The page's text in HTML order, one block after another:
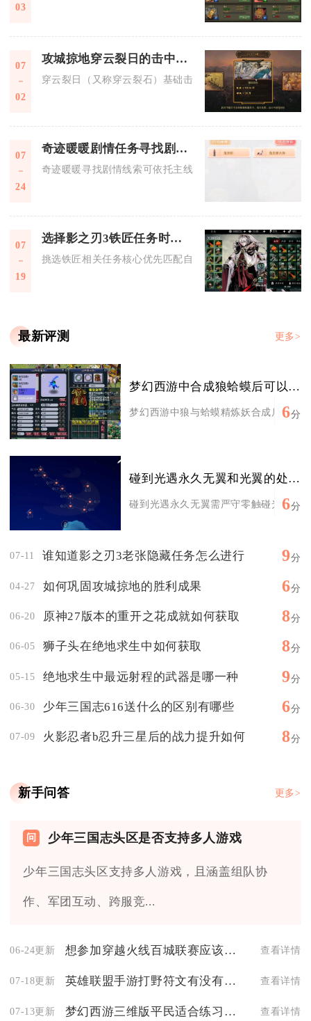
03
07
02
攻城掠地穿云裂日的击中范围有多大
穿云裂日（又称穿云裂石）基础击中范围为横向3排、纵向
07
24
奇迹暖暖剧情任务寻找剧情线索的方法有哪些
奇迹暖暖寻找剧情线索可依托主线关卡推进、织梦人学会梦
07
19
选择影之刃3铁匠任务时应该注意什么
挑选铁匠相关任务核心优先匹配自身流派刚需、严控材料体
最新评测 更多>
梦幻西游中合成狼蛤蟆后可以得到什么
梦幻西游中狼与蛤蟆精炼妖合成后，可
6分
碰到光遇永久无翼和光翼的处理方法是什么
碰到光遇永久无翼需严守零触碰光翼原
6分
07-11 谁知道影之刃3老张隐藏任务怎么进行 9分
04-27 如何巩固攻城掠地的胜利成果 6分
06-20 原神27版本的重开之花成就如何获取 8分
06-05 狮子头在绝地求生中如何获取 8分
05-15 绝地求生中最远射程的武器是哪一种 9分
06-30 少年三国志616送什么的区别有哪些 6分
07-09 火影忍者b忍升三星后的战力提升如何 8分
新手问答 更多>
少年三国志头区是否支持多人游戏
少年三国志头区支持多人游戏，且涵盖组队协
作、军团互动、跨服竞...
06-24更新 想参加穿越火线百城联赛应该怎么做 查看详情
07-18更新 英雄联盟手游打野符文有没有什么建议 查看详情
07-13更新 梦幻西游三维版平民适合练习什么职业 查看详情